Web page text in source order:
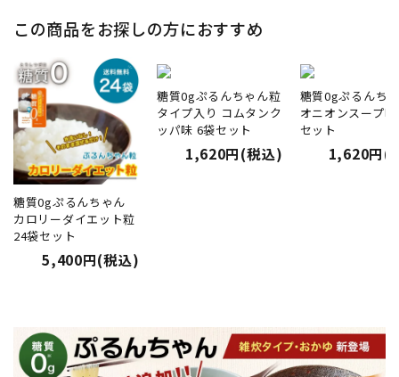
この商品をお探しの方におすすめ
糖質0gぷるんちゃん
カロリーダイエット粒
24袋セット
5,400円(税込)
糖質0gぷるんちゃん粒
タイプ入り コムタンク
ッパ味 6袋セット
1,620円(税込)
糖質0gぷるんち
オニオンスープ
セット
1,620円(